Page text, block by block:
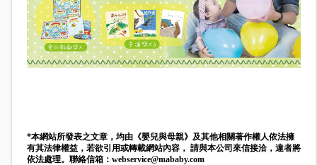
*本網站所發表之文章，均由《嬰兒與母親》及其他相關著作權人依法擁
有其法律權益，若欲引用或轉載網站內容， 請與本公司來信接洽，違者將
依法處理。聯絡信箱： webservice@mababy.com